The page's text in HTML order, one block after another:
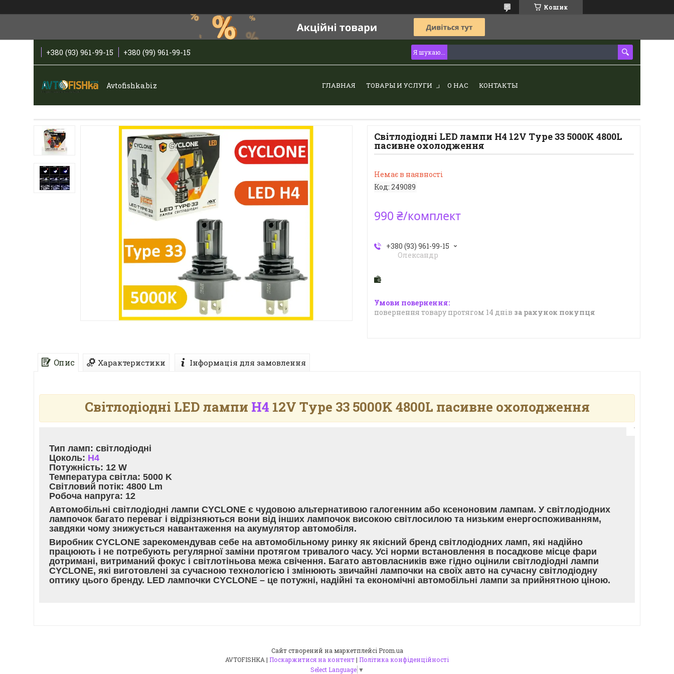
Кошик
+380 (93) 961-99-15 +380 (99) 961-99-15
Avtofishka.biz ГЛАВНАЯ ТОВАРЫ И УСЛУГИ О НАС КОНТАКТЫ
Світлодіодні LED лампи H4 12V Type 33 5000K 4800L
пасивне охолодження
Немає в наявності
Код: 249089
990 ₴/комплект
+380 (93) 961-99-15
Олександр
повернення товару протягом 14 днів за рахунок покупця
Опис Характеристики Інформація для замовлення
Світлодіодні LED лампи H4 12V Type 33 5000K 4800L пасивне охолодження
Тип ламп: світлодіодні
Цоколь: Н4
Потужність: 12 W
Температура світла: 5000 K
Світловий потік: 4800 Lm
Робоча напруга: 12
Автомобільні світлодіодні лампи CYCLONE є чудовою альтернативою галогенним або ксеноновим лампам. У світлодіодних
лампочок багато переваг і відрізняються вони від інших лампочок високою світлосилою та низьким енергоспоживанням,
завдяки чому знижується навантаження на акумулятор автомобіля.
Виробник CYCLONE зарекомендував себе на автомобільному ринку як якісний бренд світлодіодних ламп, які надійно
працюють і не потребують регулярної заміни протягом тривалого часу. Усі норми встановлення в посадкове місце фари
дотримані, витриманий фокус і світлотіньова межа свічення. Багато автовласників вже гідно оцінили світлодіодні лампи
CYCLONE, які виготовлені за сучасною технологією і змінюють звичайні лампочки на своїх авто на сучасну світлодіодну
оптику цього бренду. LED лампочки CYCLONE – це потужні, надійні та економічні автомобільні лампи за прийнятною ціною.
Сайт створений на маркетплейсі Prom.ua
AVTOFISHKA | Поскаржитися на контент| Політика конфіденційності
Select Language ▼